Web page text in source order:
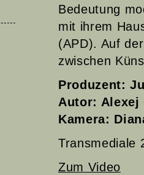
Bedeutung
mit ihrem
(APD). Auf
zwischen
Produzent:
Autor: Alexej
Kamera:
Transmediale
Zum Video